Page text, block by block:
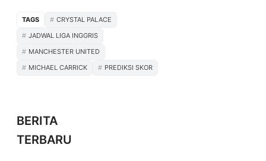
TAGS
CRYSTAL PALACE
JADWAL LIGA INGGRIS
MANCHESTER UNITED
MICHAEL CARRICK
PREDIKSI SKOR
BERITA
TERBARU